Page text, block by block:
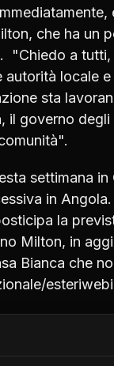
che ha un
"Chiedo a
locale
sta
il governo
settimana
in
la
Milton, in
Bianca che